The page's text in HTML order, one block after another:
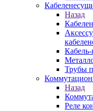
Назад
Трубы
Назад
Реле